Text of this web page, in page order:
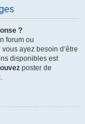
?
forum ou
ayez besoin d’être
disponibles est
poster de